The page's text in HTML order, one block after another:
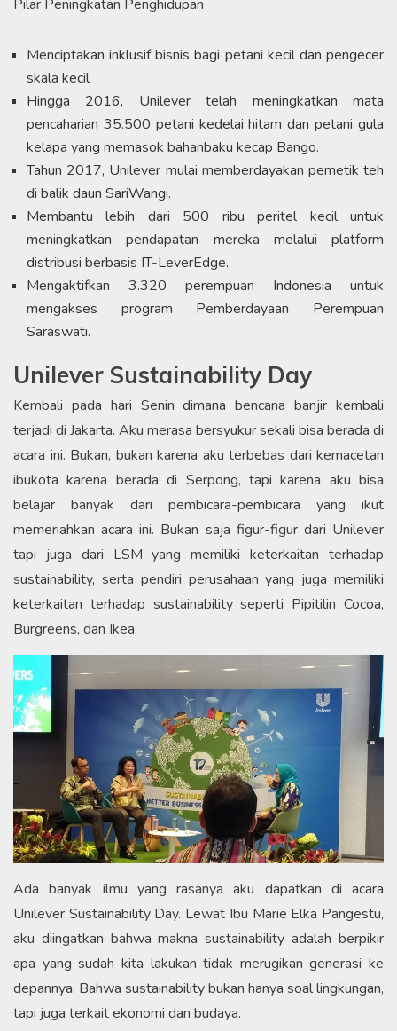
Pilar Peningkatan Penghidupan
Menciptakan inklusif bisnis bagi petani kecil dan pengecer
skala kecil
Hingga 2016, Unilever telah meningkatkan mata
pencaharian 35.500 petani kedelai hitam dan petani gula
kelapa yang memasok bahanbaku kecap Bango.
Tahun 2017, Unilever mulai memberdayakan pemetik teh
di balik daun SariWangi.
Membantu lebih dari 500 ribu peritel kecil untuk
meningkatkan pendapatan mereka melalui platform
distribusi berbasis IT-LeverEdge.
Mengaktifkan 3.320 perempuan Indonesia untuk
mengakses program Pemberdayaan Perempuan
Saraswati.
Unilever Sustainability Day
Kembali pada hari Senin dimana bencana banjir kembali
terjadi di Jakarta. Aku merasa bersyukur sekali bisa berada di
acara ini. Bukan, bukan karena aku terbebas dari kemacetan
ibukota karena berada di Serpong, tapi karena aku bisa
belajar banyak dari pembicara-pembicara yang ikut
memeriahkan acara ini. Bukan saja figur-figur dari Unilever
tapi juga dari LSM yang memiliki keterkaitan terhadap
sustainability, serta pendiri perusahaan yang juga memiliki
keterkaitan terhadap sustainability seperti Pipitilin Cocoa,
Burgreens, dan Ikea.
Ada banyak ilmu yang rasanya aku dapatkan di acara
Unilever Sustainability Day. Lewat Ibu Marie Elka Pangestu,
aku diingatkan bahwa makna sustainability adalah berpikir
apa yang sudah kita lakukan tidak merugikan generasi ke
depannya. Bahwa sustainability bukan hanya soal lingkungan,
tapi juga terkait ekonomi dan budaya.